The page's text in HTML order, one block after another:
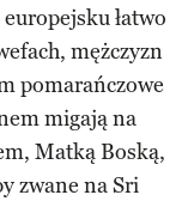
łatwo
mężczyzn
pomarańczowe
migają na
Matką Boską,
zwane na Sri